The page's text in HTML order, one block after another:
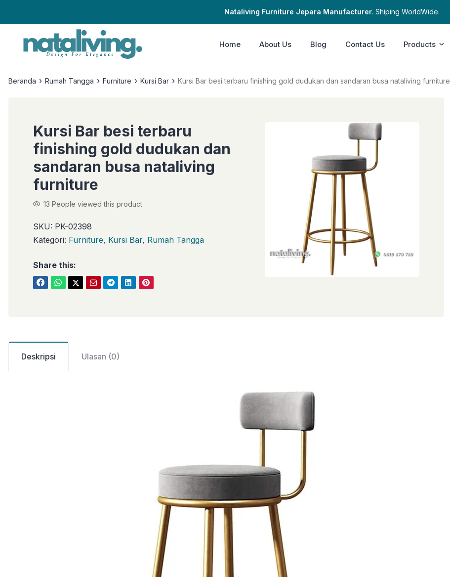
Nataliving Furniture Jepara Manufacturer. Shiping WorldWide.
Home About Us Blog Contact Us Products
Beranda › Rumah Tangga › Furniture › Kursi Bar › Kursi Bar besi terbaru finishing gold dudukan dan sandaran busa nataliving furniture
Kursi Bar besi terbaru
finishing gold dudukan dan
sandaran busa nataliving
furniture
13 People viewed this product
SKU: PK-02398
Kategori: Furniture, Kursi Bar, Rumah Tangga
Share this:
Deskripsi Ulasan (0)